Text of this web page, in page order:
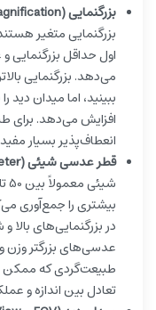
بزرگنمایی (Magnification):
اول حداقل بزرگنمایی
می‌دهد. بزرگنمایی
ببینید، اما میدان
افزایش می‌دهد. برای
انعطاف‌پذیر بسیار
قطر عدسی شیئی (Objective Lens Diameter):
بیشتری را جمع‌آوری
در بزرگنمایی‌های بالا
عدسی‌های بزرگتر وزن و
طبیعت‌گردی که ممکن
تعادل بین اندازه و